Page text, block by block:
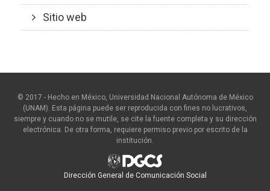
Sitio web
© 2017 - Hecho en México, Universidad Nacional Autónoma de México
(UNAM). Esta página puede ser reproducida con fines no lucrativos,
siempre y cuando no se mutile, se cite la fuente completa y su dirección
electrónica. De otra forma, requiere permiso previo por escrito de la
institución.
Dirección General de Comunicación Social